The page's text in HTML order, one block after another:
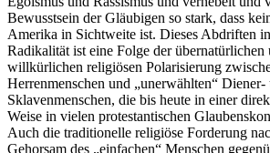
Bewusstsein der Gläubigen so stark, dass
Amerika in Sichtweite ist. Dieses Abdriften
Radikalität ist eine Folge der übernatürlichen
willkürlichen religiösen Polarisierung
Herrenmenschen und „unerwählten“ Diener-
Sklavenmenschen, die bis heute in einer
Weise in vielen protestantischen
Auch die traditionelle religiöse Forderung
Gehorsam des „einfachen“ Menschen